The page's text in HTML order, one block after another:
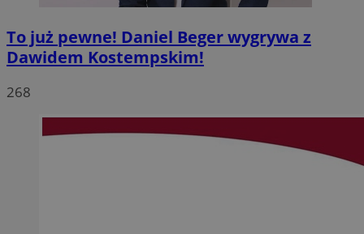
To już pewne! Daniel Beger wygrywa z
Dawidem Kostempskim!
268